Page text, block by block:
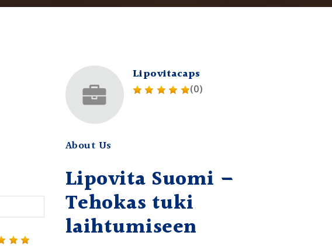
Lipovitacaps
(0)
About Us
Lipovita Suomi –
Tehokas tuki
laihtumiseen